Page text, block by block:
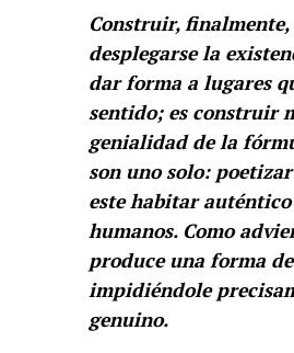
Construir,
desplegarse la
dar forma a lugares
sentido; es construir
genialidad de la
son uno solo:
este habitar
humanos. Como
produce una forma
impidiéndole
genuino.